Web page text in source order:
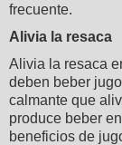
frecuente.
Alivia la resaca
Alivia la resaca
deben beber
calmante que
produce beber
beneficios de